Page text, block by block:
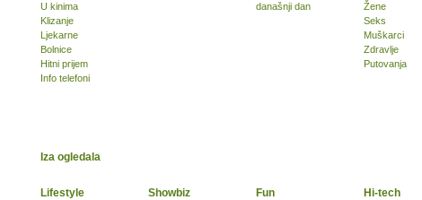
U kinima
Klizanje
Ljekarne
Bolnice
Hitni prijem
Info telefoni
današnji dan
Žene
Seks
Muškarci
Zdravlje
Putovanja
Lifestyle Showbiz Fun
Iza ogledala
Hi-tech